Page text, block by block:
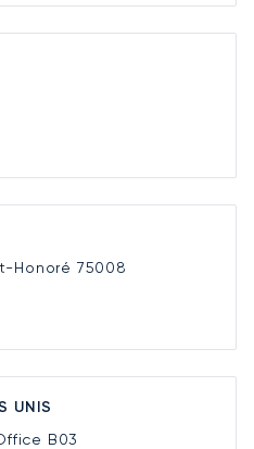
Honoré 75008
UNIS
B03